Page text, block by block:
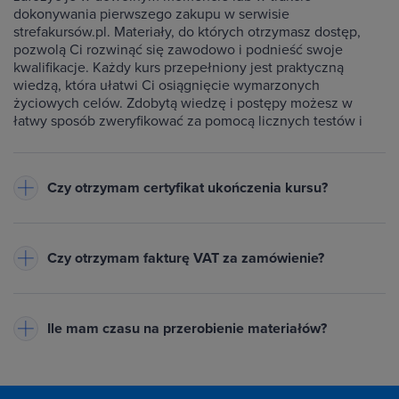
dokonywania pierwszego zakupu w serwisie
strefakursów.pl. Materiały, do których otrzymasz dostęp,
pozwolą Ci rozwinąć się zawodowo i podnieść swoje
kwalifikacje. Każdy kurs przepełniony jest praktyczną
wiedzą, która ułatwi Ci osiągnięcie wymarzonych
życiowych celów. Zdobytą wiedzę i postępy możesz w
łatwy sposób zweryfikować za pomocą licznych testów i
Czy otrzymam certyfikat ukończenia kursu?
Twoim koncie w zakładce Certyfikaty. Warunkiem jego
data wystawienia i unikalny numer certyfikatu. Certyfikat
innych portalach społecznościowych, jak również dołączyć
Czy otrzymam fakturę VAT za zamówienie?
zakupie. Pobierzesz ją z zakładki Historia zamówień na
Potrzebujesz proformy?Zaznacz pole "Chcę otrzymać
Ile mam czasu na przerobienie materiałów?
presji i bez abonamentu. Płacisz raz i zachowujesz dostęp